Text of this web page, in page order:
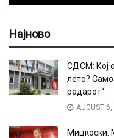
Најново
СДСМ: Кој
лето? Само
радарот“
AUGUST
Мицкоски: